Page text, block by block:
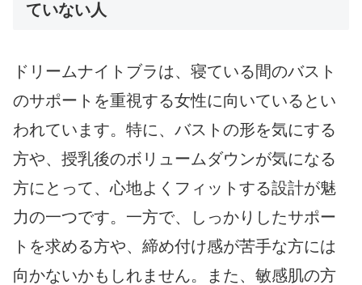
ていない人
ドリームナイトブラは、寝ている間のバスト
のサポートを重視する女性に向いているとい
われています。特に、バストの形を気にする
方や、授乳後のボリュームダウンが気になる
方にとって、心地よくフィットする設計が魅
力の一つです。一方で、しっかりしたサポー
トを求める方や、締め付け感が苦手な方には
向かないかもしれません。また、敏感肌の方